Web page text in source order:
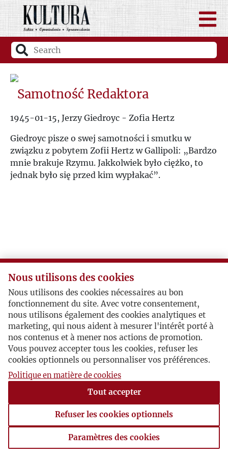
Samotność Redaktora
1945-01-15, Jerzy Giedroyc - Zofia Hertz
Giedroyc pisze o swej samotności i smutku w
związku z pobytem Zofii Hertz w Gallipoli: „Bardzo
mnie brakuje Rzymu. Jakkolwiek było ciężko, to
jednak było się przed kim wypłakać”.
Nous utilisons des cookies
Nous utilisons des cookies nécessaires au bon
fonctionnement du site. Avec votre consentement,
nous utilisons également des cookies analytiques et
marketing, qui nous aident à mesurer l'intérêt porté à
nos contenus et à mener nos actions de promotion.
Vous pouvez accepter tous les cookies, refuser les
cookies optionnels ou personnaliser vos préférences.
Politique en matière de cookies
Tout accepter
Refuser les cookies optionnels
Paramètres des cookies
Paramètres des cookies